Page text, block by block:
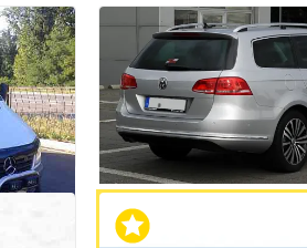
Поездки на Азовское
Донецк